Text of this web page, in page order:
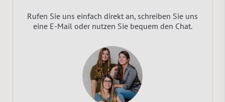
Rufen Sie uns einfach direkt an, schreiben Sie uns
eine E-Mail oder nutzen Sie bequem den Chat.